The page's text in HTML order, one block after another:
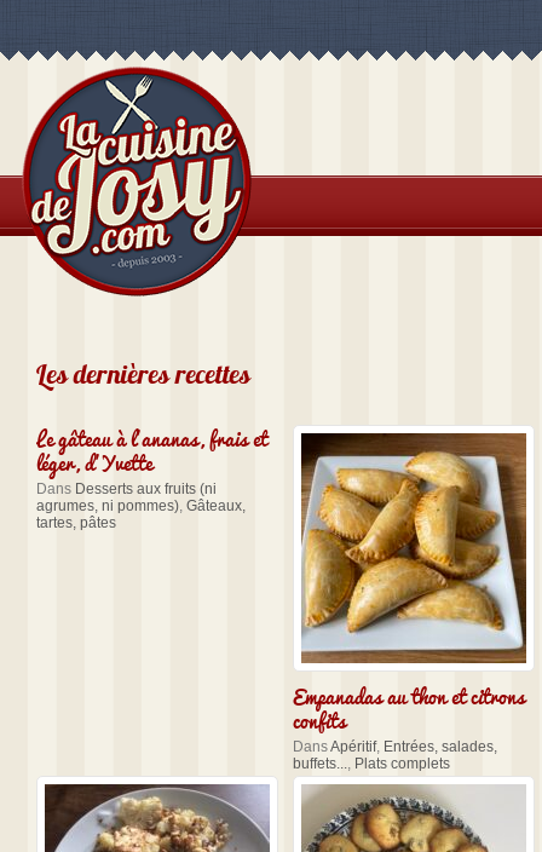
Les dernières recettes
Le gâteau à l’ananas, frais et
léger, d’Yvette
Dans Desserts aux fruits (ni
agrumes, ni pommes), Gâteaux,
tartes, pâtes
Empanadas au thon et citrons
confits
DansApéritif, Entrées, salades,
buffets..., Plats complets